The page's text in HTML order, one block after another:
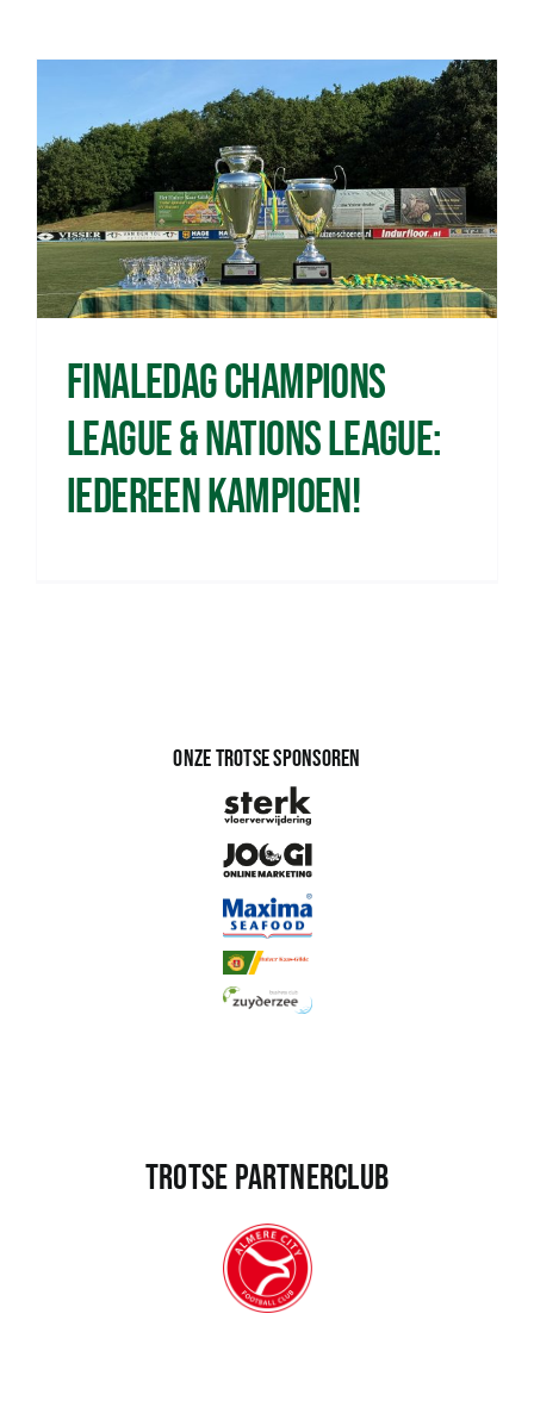
Finaledag Champions
League & Nations League:
iedereen kampioen!
Onze trotse sponsoren
Trotse partnerclub